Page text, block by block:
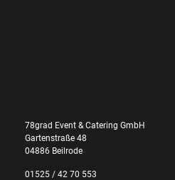
78grad Event & Catering GmbH
Gartenstraße 48
04886 Beilrode
01525 / 42 70 553